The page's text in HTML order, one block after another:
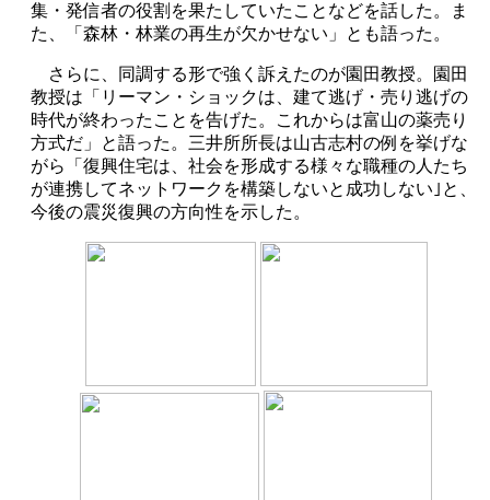
集・発信者の役割を果たしていたことなどを話した。ま
た、「森林・林業の再生が欠かせない」とも語った。
さらに、同調する形で強く訴えたのが園田教授。園田
教授は「リーマン・ショックは、建て逃げ・売り逃げの
時代が終わったことを告げた。これからは富山の薬売り
方式だ」と語った。三井所所長は山古志村の例を挙げな
がら「復興住宅は、社会を形成する様々な職種の人たち
が連携してネットワークを構築しないと成功しない｣と、
今後の震災復興の方向性を示した。